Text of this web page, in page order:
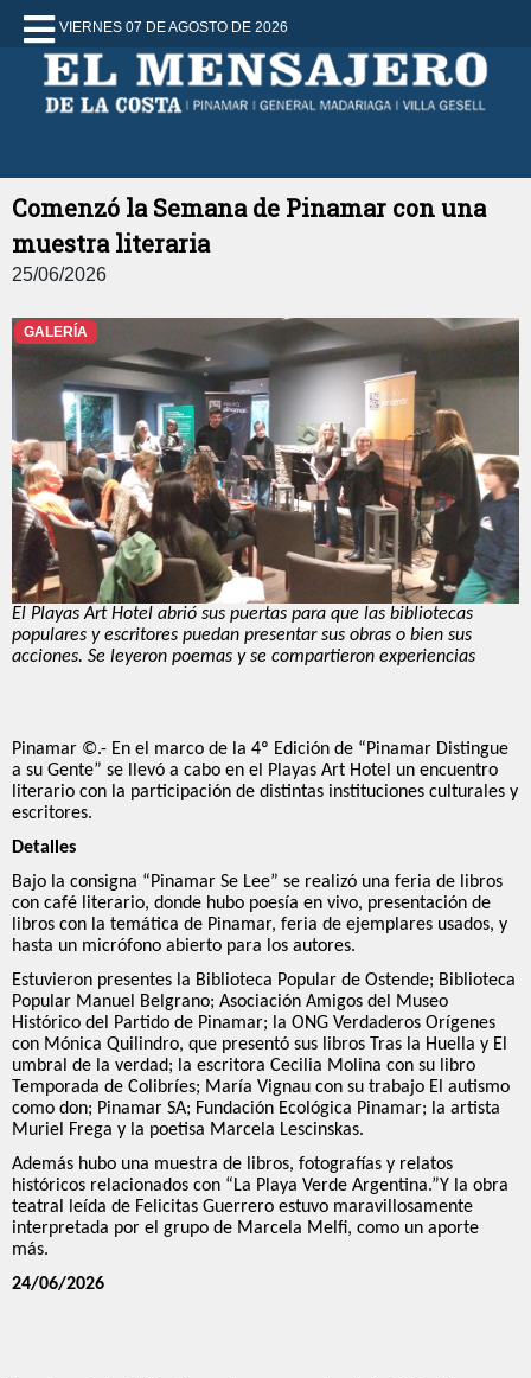
VIERNES 07 DE AGOSTO DE 2026
Comenzó la Semana de Pinamar con una
muestra literaria
25/06/2026
GALERÍA
El Playas Art Hotel abrió sus puertas para que las bibliotecas
populares y escritores puedan presentar sus obras o bien sus
acciones. Se leyeron poemas y se compartieron experiencias
Pinamar ©.- En el marco de la 4º Edición de “Pinamar Distingue
a su Gente” se llevó a cabo en el Playas Art Hotel un encuentro
literario con la participación de distintas instituciones culturales y
escritores.
Detalles
Bajo la consigna “Pinamar Se Lee” se realizó una feria de libros
con café literario, donde hubo poesía en vivo, presentación de
libros con la temática de Pinamar, feria de ejemplares usados, y
hasta un micrófono abierto para los autores.
Estuvieron presentes la Biblioteca Popular de Ostende; Biblioteca
Popular Manuel Belgrano; Asociación Amigos del Museo
Histórico del Partido de Pinamar; la ONG Verdaderos Orígenes
con Mónica Quilindro, que presentó sus libros Tras la Huella y El
umbral de la verdad; la escritora Cecilia Molina con su libro
Temporada de Colibríes; María Vignau con su trabajo El autismo
como don; Pinamar SA; Fundación Ecológica Pinamar; la artista
Muriel Frega y la poetisa Marcela Lescinskas.
Además hubo una muestra de libros, fotografías y relatos
históricos relacionados con “La Playa Verde Argentina.”Y l a obra
teatral leída de Felicitas Guerrero estuvo maravillosamente
interpretada por el grupo de Marcela Melfi, como un aporte
más.
24/06/2026